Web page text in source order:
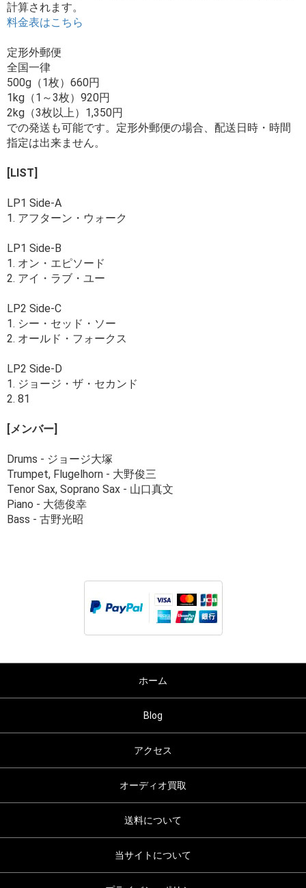
計算されます。
料金表はこちら
定形外郵便
全国一律
500g（1枚）660円
1kg（1～3枚）920円
2kg（3枚以上）1,350円
での発送も可能です。定形外郵便の場合、配送日時・時間
指定は出来ません。
[LIST]
LP1 Side-A
1. アフターン・ウォーク
LP1 Side-B
1. オン・エピソード
2. アイ・ラブ・ユー
LP2 Side-C
1. シー・セッド・ソー
2. オールド・フォークス
LP2 Side-D
1. ジョージ・ザ・セカンド
2. 81
[メンバー]
Drums - ジョージ大塚
Trumpet, Flugelhorn - 大野俊三
Tenor Sax, Soprano Sax - 山口真文
Piano - 大徳俊幸
Bass - 古野光昭
ホーム
Blog
アクセス
オーディオ買取
送料について
当サイトについて